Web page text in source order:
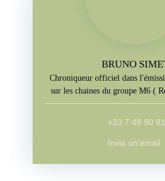
BRUNO
Chroniqueur officiel dans
sur les chaines du groupe M6 (
jours l'emission sur M6+, W9,
+33 7 48 80
Invia un'email